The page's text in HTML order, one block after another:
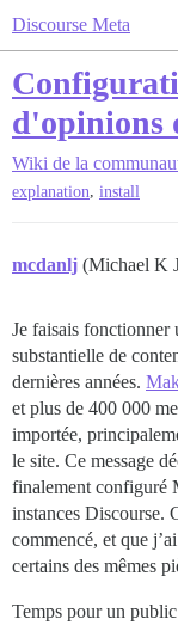
Discourse Meta
d'opinions
Wiki de la
explanation, install
mcdanlj (Michael K
Je faisais fonctionner
substantielle de
dernières années.
et plus de 400 000
importée,
le site. Ce message
finalement configuré
instances Discourse.
commencé, et que
certains des mêmes
Temps pour un